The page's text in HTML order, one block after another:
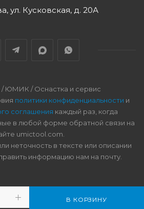
В КОРЗИНУ
ул. Кусковская, д. 20А
/ ЮМИК / Оснастка и сервис
политики конфиденциальности и
соглашения каждый раз, когда
в любой форме обратной связи на
umictool.com.
неточность в тексте или описании
информацию нам на почту.